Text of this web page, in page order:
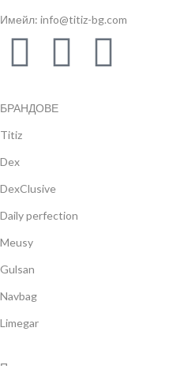
Имейл: info@titiz-bg.com
БРАНДОВЕ
Titiz
Dex
DexClusive
Daily perfection
Meusy
Gulsan
Navbag
Limegar
Продукти